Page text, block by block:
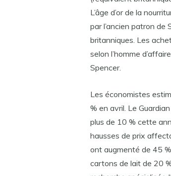
L’âge d’or de la
par l’ancien patron de
britanniques. Les
selon l’homme
Spencer.
Les économistes
% en avril. Le
plus de 10 % cette
hausses de prix
ont augmenté de 45
cartons de lait de 20